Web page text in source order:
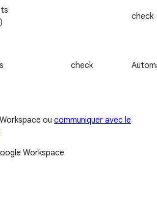
check
check
ou communiquer avec le
Workspace